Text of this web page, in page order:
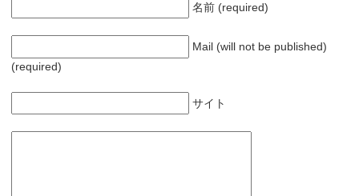
名前 (required)
Mail (will not be published)
(required)
サイト